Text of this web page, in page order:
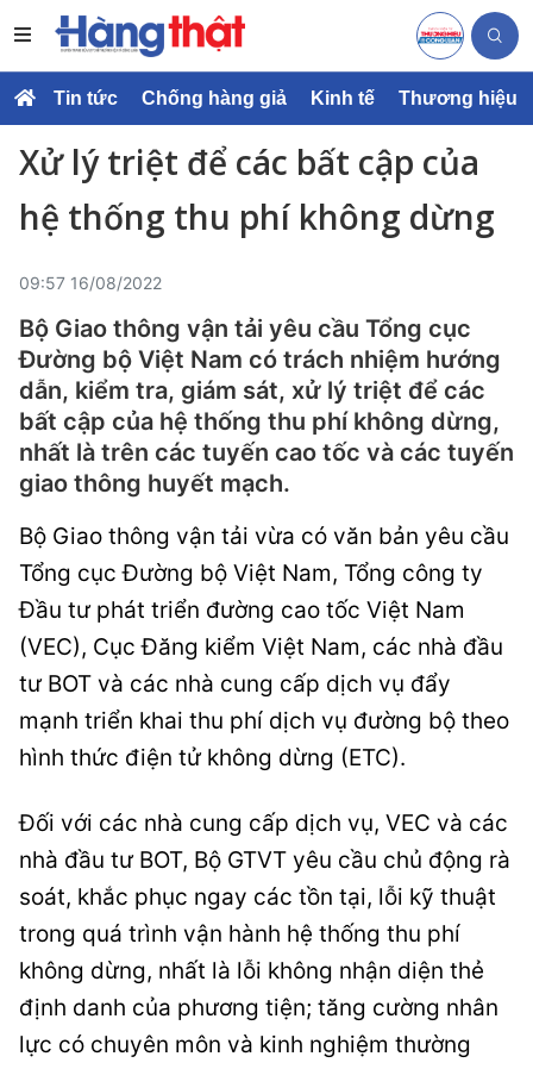
Tin tức Chống hàng giả Kinh tế Thương hiệu
Xử lý triệt để các bất cập của
hệ thống thu phí không dừng
09:57 16/08/2022
Bộ Giao thông vận tải yêu cầu Tổng cục
Đường bộ Việt Nam có trách nhiệm hướng
dẫn, kiểm tra, giám sát, xử lý triệt để các
bất cập của hệ thống thu phí không dừng,
nhất là trên các tuyến cao tốc và các tuyến
giao thông huyết mạch.
Bộ Giao thông vận tải vừa có văn bản yêu cầu
Tổng cục Đường bộ Việt Nam, Tổng công ty
Đầu tư phát triển đường cao tốc Việt Nam
(VEC), Cục Đăng kiểm Việt Nam, các nhà đầu
tư BOT và các nhà cung cấp dịch vụ đẩy
mạnh triển khai thu phí dịch vụ đường bộ theo
hình thức điện tử không dừng (ETC).
Đối với các nhà cung cấp dịch vụ, VEC và các
nhà đầu tư BOT, Bộ GTVT yêu cầu chủ động rà
soát, khắc phục ngay các tồn tại, lỗi kỹ thuật
trong quá trình vận hành hệ thống thu phí
không dừng, nhất là lỗi không nhận diện thẻ
định danh của phương tiện; tăng cường nhân
lực có chuyên môn và kinh nghiệm thường